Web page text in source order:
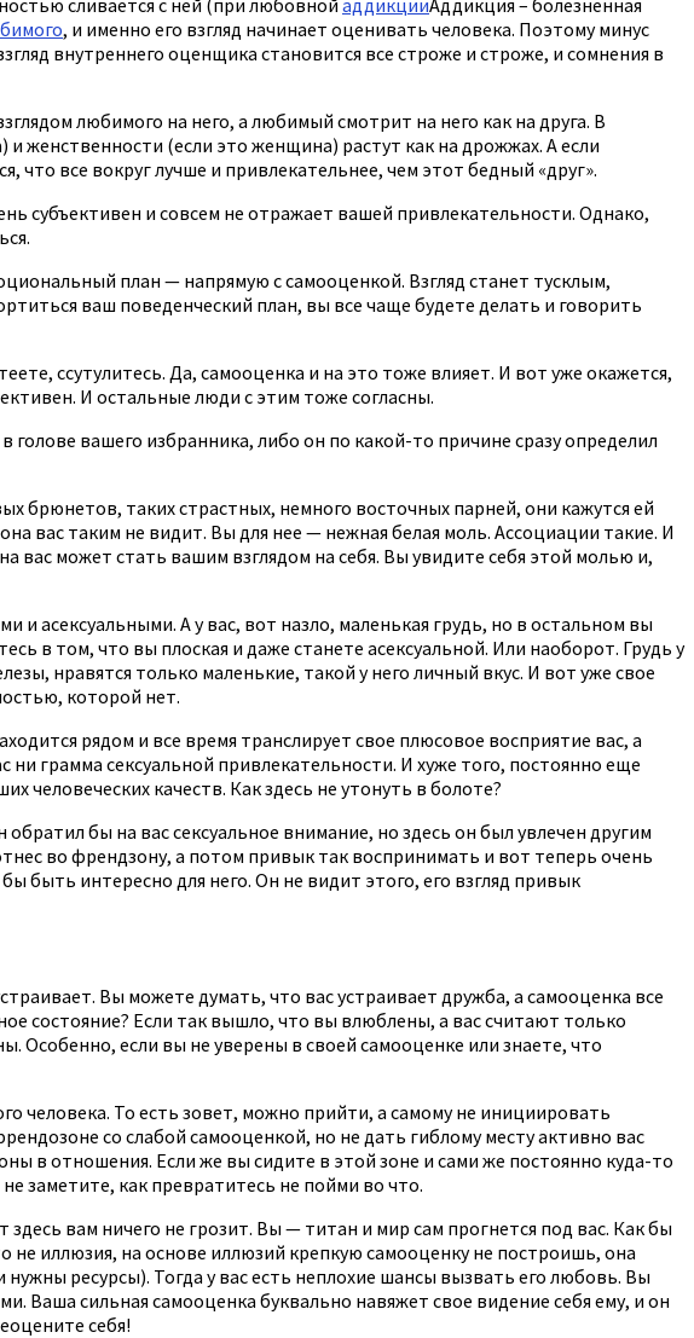
, и именно его взгляд начинает оценивать человека. Поэтому минус
внутреннего оценщика становится все строже и строже, и сомнения в
любимого на него, а любимый смотрит на него как на друга. В
женственности (если это женщина) растут как на дрожжах. А если
все вокруг лучше и привлекательнее, чем этот бедный «друг».
субъективен и совсем не отражает вашей привлекательности. Однако,
план — напрямую с самооценкой. Взгляд станет тусклым,
ваш поведенческий план, вы все чаще будете делать и говорить
ссутулитесь. Да, самооценка и на это тоже влияет. И вот уже окажется,
И остальные люди с этим тоже согласны.
вашего избранника, либо он по какой-то причине сразу определил
брюнетов, таких страстных, немного восточных парней, они кажутся ей
вас таким не видит. Вы для нее — нежная белая моль. Ассоциации такие. И
вас может стать вашим взглядом на себя. Вы увидите себя этой молью и,
асексуальными. А у вас, вот назло, маленькая грудь, но в остальном вы
в том, что вы плоская и даже станете асексуальной. Или наоборот. Грудь у
нравятся только маленькие, такой у него личный вкус. И вот уже свое
которой нет.
рядом и все время транслирует свое плюсовое восприятие вас, а
грамма сексуальной привлекательности. И хуже того, постоянно еще
человеческих качеств. Как здесь не утонуть в болоте?
бы на вас сексуальное внимание, но здесь он был увлечен другим
во френдзону, а потом привык так воспринимать и вот теперь очень
быть интересно для него. Он не видит этого, его взгляд привык
Вы можете думать, что вас устраивает дружба, а самооценка все
состояние? Если так вышло, что вы влюблены, а вас считают только
Особенно, если вы не уверены в своей самооценке или знаете, что
человека. То есть зовет, можно прийти, а самому не инициировать
со слабой самооценкой, но не дать гиблому месту активно вас
в отношения. Если же вы сидите в этой зоне и сами же постоянно куда-то
заметите, как превратитесь не пойми во что.
вам ничего не грозит. Вы — титан и мир сам прогнется под вас. Как бы
не иллюзия, на основе иллюзий крепкую самооценку не построишь, она
ресурсы). Тогда у вас есть неплохие шансы вызвать его любовь. Вы
Ваша сильная самооценка буквально навяжет свое видение себя ему, и он
себя!